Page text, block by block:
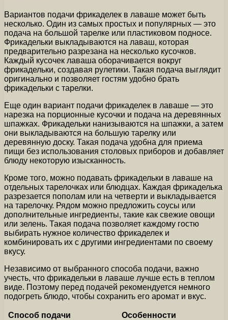
Вариантов подачи фрикаделек в лаваше может быть
несколько. Один из самых простых и популярных — это
подача на большой тарелке или пластиковом подносе.
Фрикадельки выкладываются на лаваш, которая
предварительно разрезана на несколько кусочков.
Каждый кусочек лаваша оборачивается вокруг
фрикадельки, создавая рулетики. Такая подача выглядит
оригинально и позволяет гостям удобно брать
фрикадельки с тарелки.
Еще один вариант подачи фрикаделек в лаваше — это
нарезка на порционные кусочки и подача на деревянных
шпажках. Фрикадельки нанизываются на шпажки, а затем
они выкладываются на большую тарелку или
деревянную доску. Такая подача удобна для приема
пищи без использования столовых приборов и добавляет
блюду некоторую изысканность.
Кроме того, можно подавать фрикадельки в лаваше на
отдельных тарелочках или блюдцах. Каждая фрикаделька
разрезается пополам или на четверти и выкладывается
на тарелочку. Рядом можно предложить соусы или
дополнительные ингредиенты, такие как свежие овощи
или зелень. Такая подача позволяет каждому гостю
выбирать нужное количество фрикаделек и
комбинировать их с другими ингредиентами по своему
вкусу.
Независимо от выбранного способа подачи, важно
учесть, что фрикадельки в лаваше лучше есть в теплом
виде. Поэтому перед подачей рекомендуется немного
подогреть блюдо, чтобы сохранить его аромат и вкус.
Способ подачи
Особенности